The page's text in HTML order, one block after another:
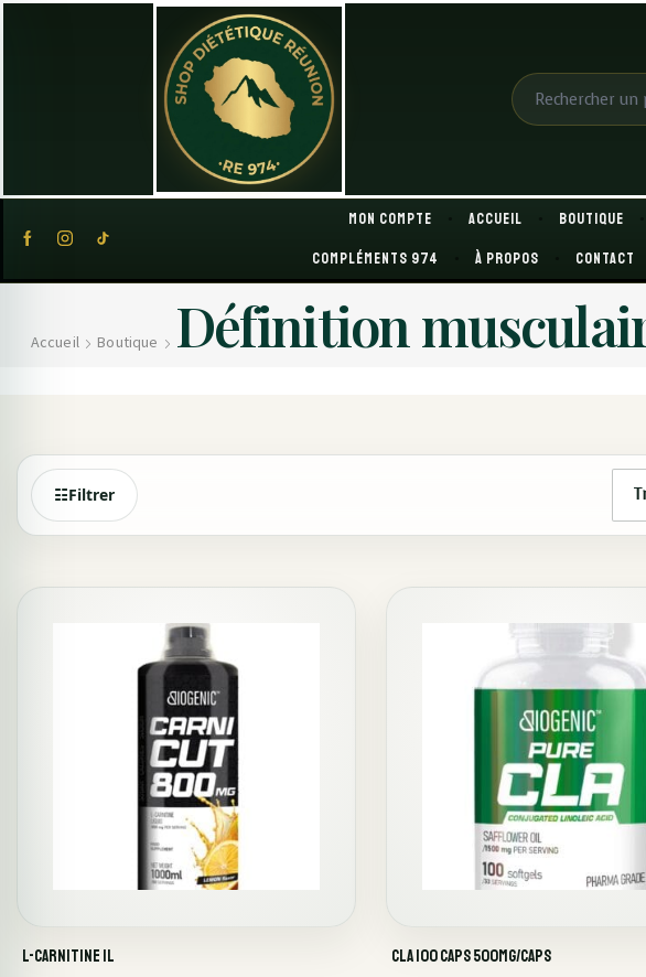
Mon compte Accueil Boutique
Compléments 974 À propos Contact
Accueil Boutique Définition
☷Filtrer
L-Carnitine 1L CLA 100 CAPS 500MG/CAPS